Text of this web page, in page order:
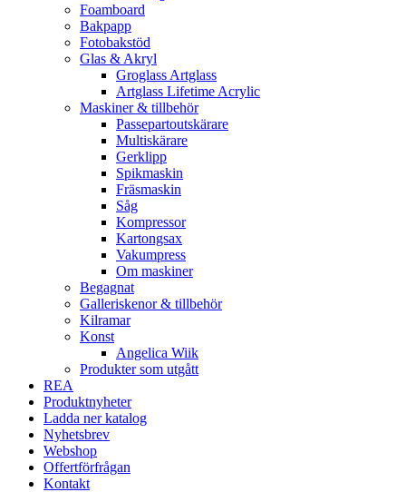
Foamboard
Bakpapp
Fotobakstöd
Glas & Akryl
Groglass Artglass
Artglass Lifetime Acrylic
Maskiner & tillbehör
Passepartoutskärare
Multiskärare
Gerklipp
Spikmaskin
Fräsmaskin
Såg
Kompressor
Kartongsax
Vakumpress
Om maskiner
Begagnat
Galleriskenor & tillbehör
Kilramar
Konst
Angelica Wiik
Produkter som utgått
REA
Produktnyheter
Ladda ner katalog
Nyhetsbrev
Webshop
Offertförfrågan
Kontakt